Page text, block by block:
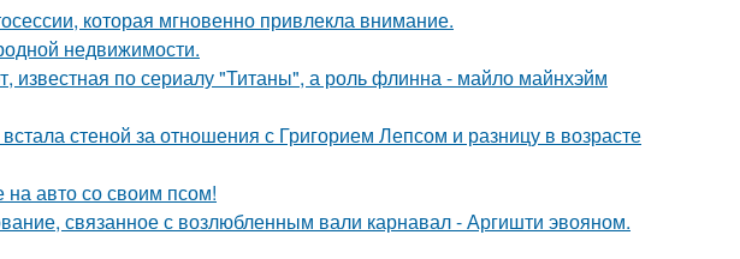
которая мгновенно привлекла внимание.
недвижимости.
известная по сериалу "Титаны", а роль флинна - майло майнхэйм
стеной за отношения с Григорием Лепсом и разницу в возрасте
авто со своим псом!
связанное с возлюбленным вали карнавал - Аргишти эвояном.